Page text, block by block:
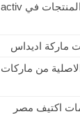
اقوي كود خصم اكتيف 2026 يخفض 10% علي جميع المنتجات في activ
100% حتي 70%الحقائب الاصلية من ماركات